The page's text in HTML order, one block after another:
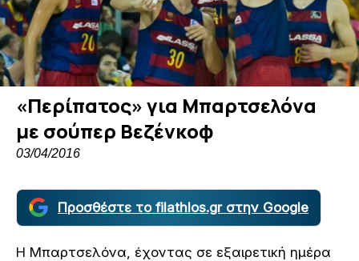
«Περίπατος» για Μπαρτσελόνα
με σούπερ Βεζένκοφ
03/04/2016
Προσθέστε το filathlos.gr στην Google
Η Μπαρτσελόνα, έχοντας σε εξαιρετική ημέρα